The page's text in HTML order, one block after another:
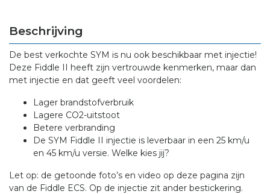
Beschrijving
De best verkochte SYM is nu ook beschikbaar met injectie!
Deze Fiddle II heeft zijn vertrouwde kenmerken, maar dan
met injectie en dat geeft veel voordelen:
Lager brandstofverbruik
Lagere CO2-uitstoot
Betere verbranding
De SYM Fiddle II injectie is leverbaar in een 25 km/u
en 45 km/u versie. Welke kies jij?
Let op: de getoonde foto’s en video op deze pagina zijn
van de Fiddle ECS. Op de injectie zit ander bestickering.